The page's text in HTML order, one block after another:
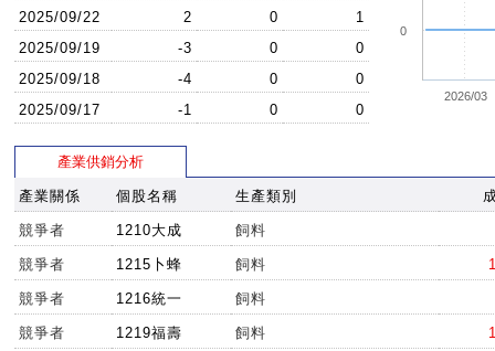
2025/09/22
2 0
1
2025/09/19
-3 0
0
2025/09/18
-4 0
0
2025/09/17
-1 0 0
2026/03
0
產業供銷分析
產業關係 個股名稱 生產類別
競爭者 1210大成 飼料
競爭者 1215卜蜂 飼料
競爭者 1216統一 飼料
競爭者 1219福壽 飼料